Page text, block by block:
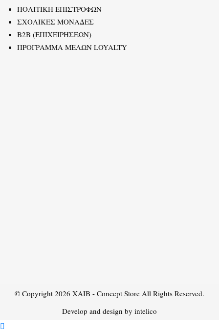
ΠΟΛΙΤΙΚΗ ΕΠΙΣΤΡΟΦΩΝ
ΣΧΟΛΙΚΕΣ ΜΟΝΑΔΕΣ
B2B (ΕΠΙΧΕΙΡΗΣΕΩΝ)
ΠΡΟΓΡΑΜΜΑ ΜΕΛΩΝ LOYALTY
© Copyright 2026 XAIB - Concept Store All Rights Reserved.
Develop and design by intelico